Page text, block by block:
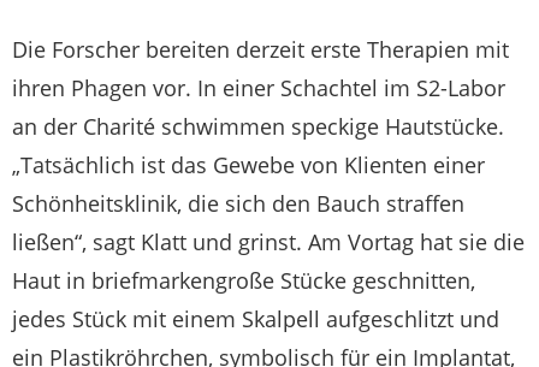
Die Forscher bereiten derzeit erste Therapien mit
ihren Phagen vor. In einer Schachtel im S2-Labor
an der Charité schwimmen speckige Hautstücke.
„Tatsächlich ist das Gewebe von Klienten einer
Schönheitsklinik, die sich den Bauch straffen
ließen“, sagt Klatt und grinst. Am Vortag hat sie die
Haut in briefmarkengroße Stücke geschnitten,
jedes Stück mit einem Skalpell aufgeschlitzt und
ein Plastikröhrchen, symbolisch für ein Implantat,